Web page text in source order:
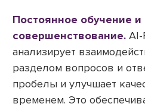
Постоянное обучение и
совершенствование.
анализирует
разделом вопросов и
пробелы и улучшает
временем. Это